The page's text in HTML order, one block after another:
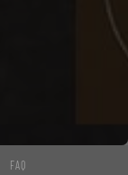
FAQ